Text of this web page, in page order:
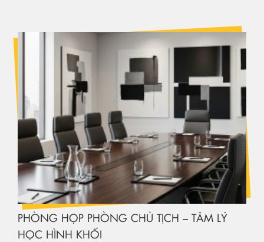
PHÒNG HỌP PHÒNG CHỦ TỊCH – TÂM LÝ
HỌC HÌNH KHỐI